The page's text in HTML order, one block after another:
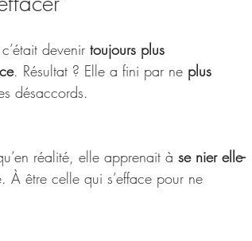
devenir toujours plus
. Résultat ? Elle a fini par ne plus
désaccords.
réalité, elle apprenait à se nier elle-
À être celle qui s’efface pour ne